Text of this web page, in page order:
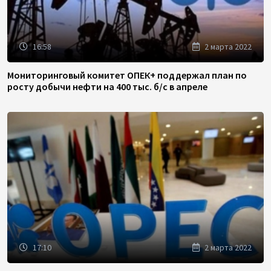
16:58 2 марта 2022
Мониторинговый комитет ОПЕК+ поддержал план по
росту добычи нефти на 400 тыс. б/с в апреле
17:10 2 марта 2022